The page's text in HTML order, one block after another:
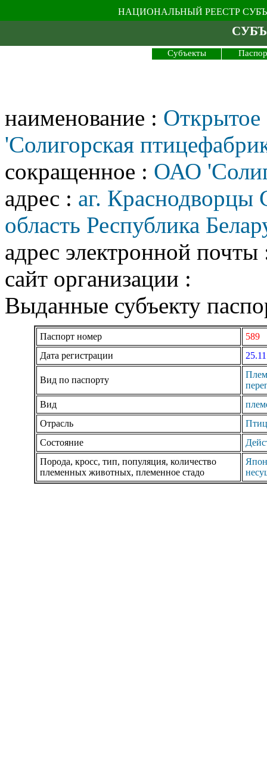
НАЦИОНАЛЬНЫЙ РЕЕСТР
Субъекты
наименование : Открытое
'Солигорская
сокращенное : ОАО
адрес : аг. Краснодворцы
область Республика
адрес электронной почты
сайт организации :
Выданные субъекту
Паспорт номер
589
Дата регистрации
Вид по паспорту
Вид
Отрасль
Состояние
Порода, кросс, тип, популяция, количество
племенных животных, племенное стадо